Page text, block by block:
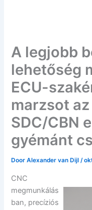
A legjobb
lehetőség
ECU-
marzsot
SDC/CBN
gyémánt
DoorAlexander van Dijl/
CNC
megmunkálás
ban, precíziós